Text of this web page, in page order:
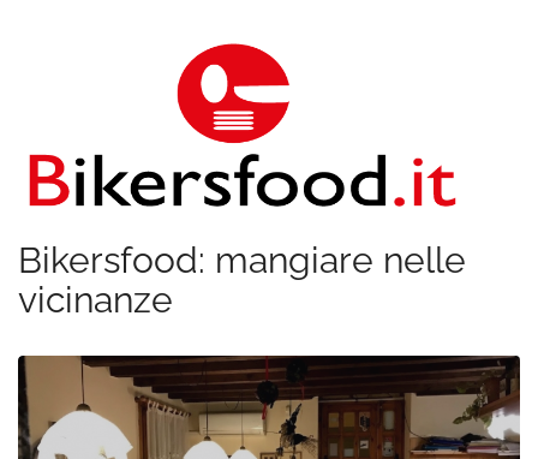
Bikersfood: mangiare nelle
vicinanze